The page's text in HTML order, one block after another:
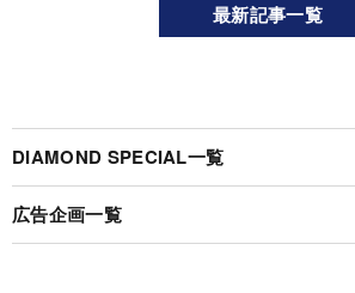
最新記事一覧
DIAMOND SPECIAL一覧
広告企画一覧